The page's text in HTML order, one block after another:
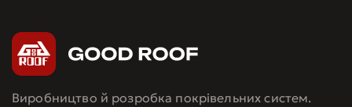
Виробництво й розробка покрівельних систем.